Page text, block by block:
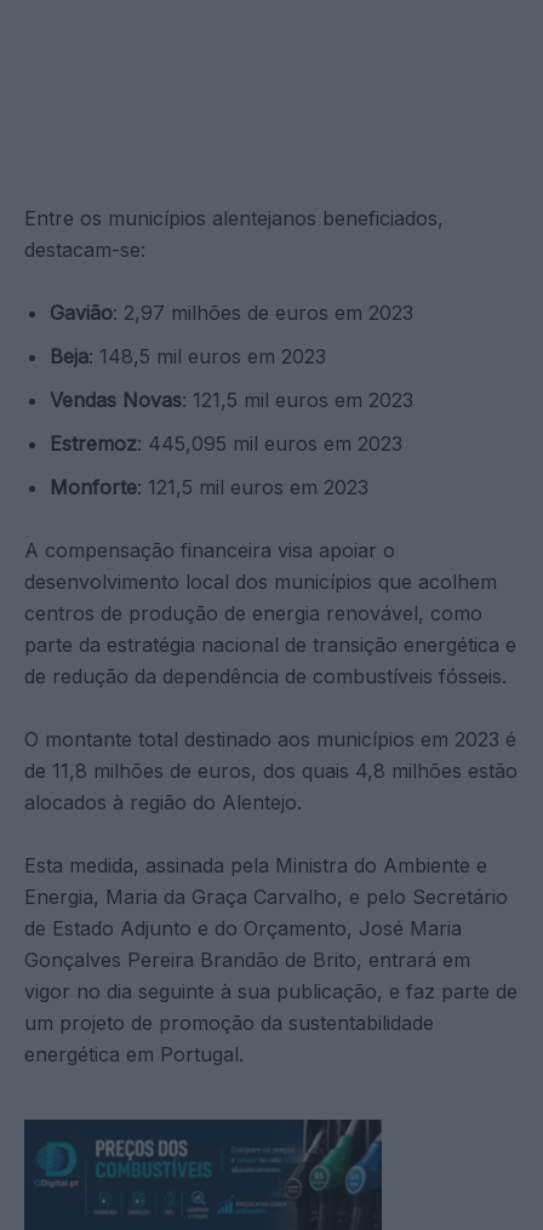
Entre os municípios alentejanos beneficiados,
destacam-se:
Gavião: 2,97 milhões de euros em 2023
Beja: 148,5 mil euros em 2023
Vendas Novas: 121,5 mil euros em 2023
Estremoz: 445,095 mil euros em 2023
Monforte: 121,5 mil euros em 2023
A compensação financeira visa apoiar o
desenvolvimento local dos municípios que acolhem
centros de produção de energia renovável, como
parte da estratégia nacional de transição energética e
de redução da dependência de combustíveis fósseis.
O montante total destinado aos municípios em 2023 é
de 11,8 milhões de euros, dos quais 4,8 milhões estão
alocados à região do Alentejo.
Esta medida, assinada pela Ministra do Ambiente e
Energia, Maria da Graça Carvalho, e pelo Secretário
de Estado Adjunto e do Orçamento, José Maria
Gonçalves Pereira Brandão de Brito, entrará em
vigor no dia seguinte à sua publicação, e faz parte de
um projeto de promoção da sustentabilidade
energética em Portugal.